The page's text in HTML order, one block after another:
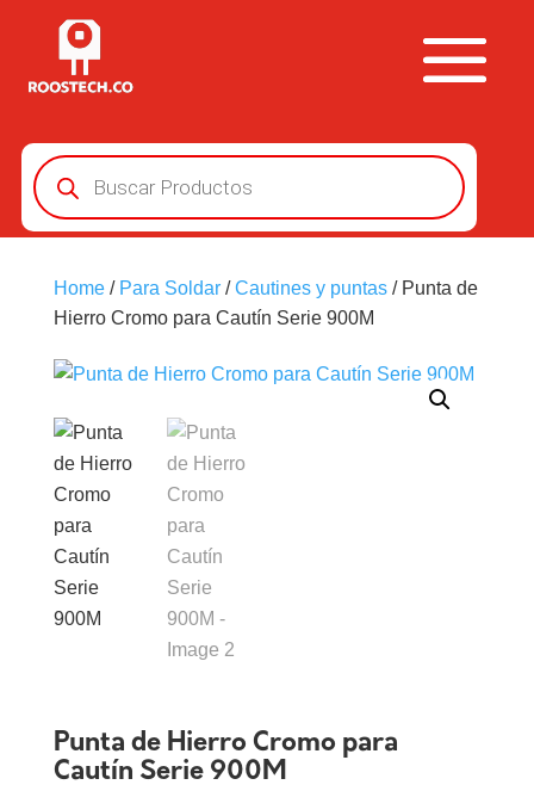
Búsqueda
de
productos
Home/ Para Soldar/Cautines y puntas/ Punta de
Hierro Cromo para Cautín Serie 900M
Punta de Hierro Cromo para
Cautín Serie 900M